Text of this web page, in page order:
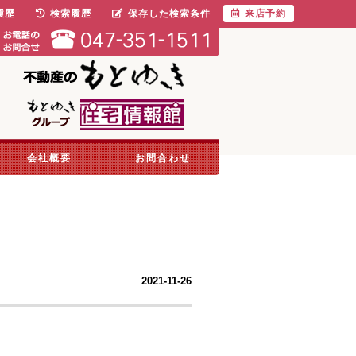
会社概要 お問合わせ
2021-11-26
歴 検索履歴 保存した検索条件 来店予約